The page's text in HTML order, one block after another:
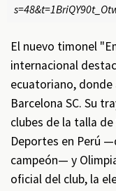
El nuevo timonel
internacional
ecuatoriano, donde
Barcelona SC. Su
clubes de la talla
Deportes en Perú
campeón— y
oficial del club, la